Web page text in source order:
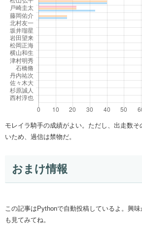
モレイラ騎手の成績がよい。ただし、出走数
いため、過信は禁物だ。
おまけ情報
この記事はPythonで自動投稿しているよ。興
も見てみてね。